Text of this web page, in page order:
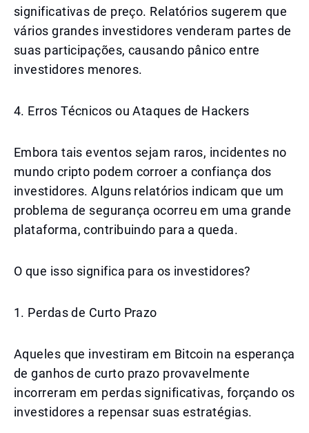
significativas de preço. Relatórios sugerem que
vários grandes investidores venderam partes de
suas participações, causando pânico entre
investidores menores.
4. Erros Técnicos ou Ataques de Hackers
Embora tais eventos sejam raros, incidentes no
mundo cripto podem corroer a confiança dos
investidores. Alguns relatórios indicam que um
problema de segurança ocorreu em uma grande
plataforma, contribuindo para a queda.
O que isso significa para os investidores?
1. Perdas de Curto Prazo
Aqueles que investiram em Bitcoin na esperança
de ganhos de curto prazo provavelmente
incorreram em perdas significativas, forçando os
investidores a repensar suas estratégias.